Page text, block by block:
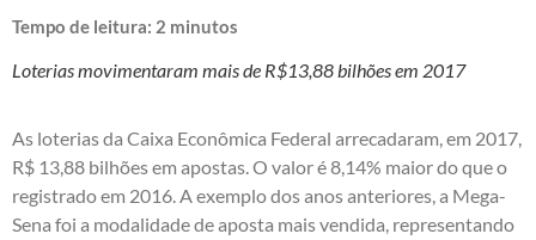
Tempo de leitura: 2 minutos
Loterias movimentaram mais de R$13,88 bilhões em 2017
As loterias da Caixa Econômica Federal arrecadaram, em 2017,
R$ 13,88 bilhões em apostas. O valor é 8,14% maior do que o
registrado em 2016. A exemplo dos anos anteriores, a Mega-
Sena foi a modalidade de aposta mais vendida, representando